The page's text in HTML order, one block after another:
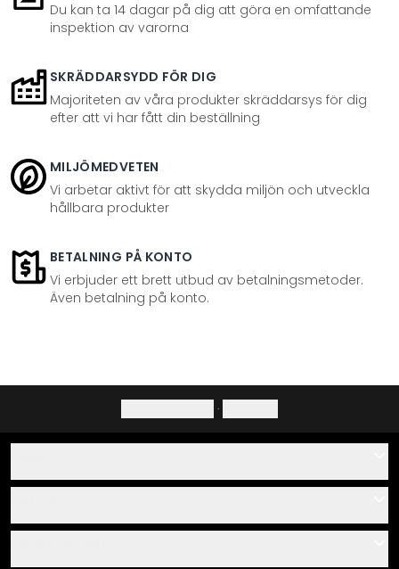
Du kan ta 14 dagar på dig att göra en omfattande
inspektion av varorna
SKRÄDDARSYDD FÖR DIG
Majoriteten av våra produkter skräddarsys för dig
efter att vi har fått din beställning
MILJÖMEDVETEN
Vi arbetar aktivt för att skydda miljön och utveckla
hållbara produkter
BETALNING PÅ KONTO
Vi erbjuder ett brett utbud av betalningsmetoder.
Även betalning på konto.
·
Om oss